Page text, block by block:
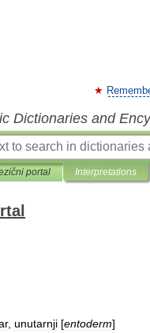
Dictionaries and
portal Interpretations
, unutarnji [entoderm]